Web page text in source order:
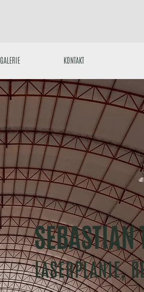
GALERIE KONTAKT
SEBASTIAN
LASERPLANIE,